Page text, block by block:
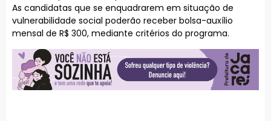
As candidatas que se enquadrarem em situação de
vulnerabilidade social poderão receber bolsa-auxílio
mensal de R$ 300, mediante critérios do programa.